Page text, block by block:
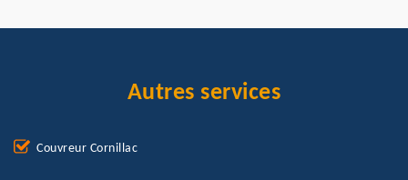
Autres services
Couvreur Cornillac